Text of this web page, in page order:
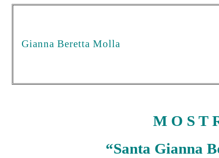
Gianna Beretta Molla
M O S T
“Santa Gianna